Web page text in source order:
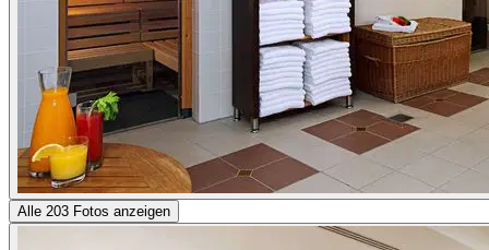
Alle 203 Fotos anzeigen